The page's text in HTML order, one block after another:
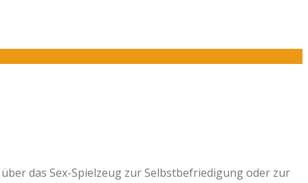
das Sex-Spielzeug zur Selbstbefriedigung oder zur